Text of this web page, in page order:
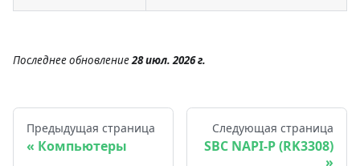
Последнее обновление28 июл. 2026 г.
Предыдущая страница
Компьютеры
Следующая страница
SBC NAPI-P (RK3308)